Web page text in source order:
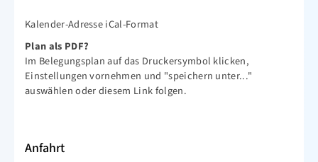
Kalender-Adresse iCal-Format
Plan als PDF?
Im Belegungsplan auf das Druckersymbol klicken,
Einstellungen vornehmen und "speichern unter..."
auswählen oder diesem Linkfolgen.
Anfahrt
Sportangebote
Kontakt